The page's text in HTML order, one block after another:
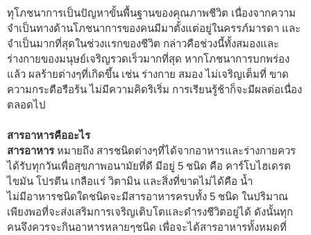
ทุโภชนาการเป็นปัญหาขั้นพื้นฐานของคุณภาพชีวิต เนื่องจากความ
จำเป็นทางด้านโภชนาการของคนมีมาตั้งแต่อยู่ในครรภ์มารดา และ
จำเป็นมากที่สุดในช่วงแรกของชีวิต กล่าวคือช่วงนี้ทั้งสมองและ
ร่างกายของมนุษย์เจริญรวดเร็วมากที่สุด หากโภชนาการบกพร่อง
แล้ว ผลร้ายต่างๆที่เกิดขึ้น เช่น ร่างกาย สมอง ไม่เจริญเต็มที่ ขาด
ความกระตือรือร้น ไม่มีความคิดริเริ่ม การเรียนรู้ช้าก็จะมีผลต่อเนื่อง
ตลอดไป
สารอาหารคืออะไร
สารอาหารหมายถึง สารชนิดต่างๆที่ได้จากอาหารและร่างกายควร
ได้รับทุกวันเพื่อสุขภาพอนามัยที่ดี มีอยู่ 5 ชนิด คือ คาร์โบไฮเดรต
ไขมัน โปรตีน เกลือแร่ วิตามิน และสิ่งที่ขาดไม่ได้คือ น้ำ
ไม่มีอาหารชนิดใดชนิดจะมีสารอาหารครบทั้ง 5 ชนิด ในปริมาณ
เพียงพอที่จะส่งเสริมการเจริญเติบโตและดำรงชีวิตอยู่ได้ ดังนั้นทุก
คนจึงควรจะกินอาหารหลายๆชนิด เพื่อจะได้สารอาหารทั้งหมดที่